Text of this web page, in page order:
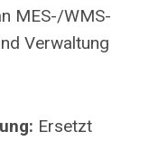
MES-/WMS-
Verwaltung
Ersetzt